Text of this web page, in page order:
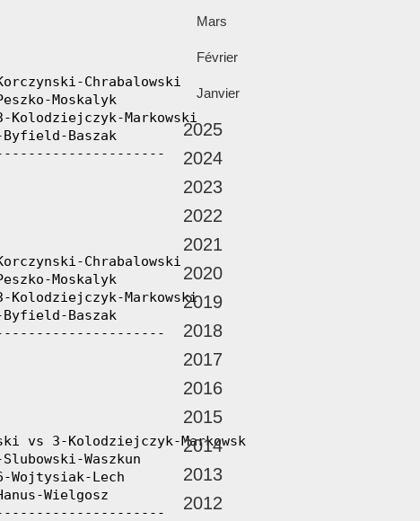
Mars
Février
Janvier
2025
2024
2023
2022
2021
2020
2019
2018
2017
2016
2015
2014
2013
2012